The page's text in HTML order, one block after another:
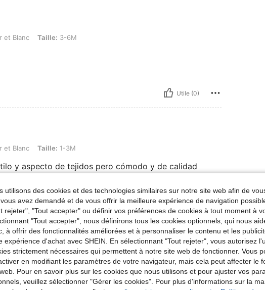
Taille: 3-6M
et Blanc Taille: 3-6M
Utile (0)
Taille: 1-3M
et Blanc Taille: 1-3M
y aspecto de tejidos pero cómodo y de calidad
Utile (0)
Voir Plus D'avis
utilisons des cookies et des technologies similaires sur notre site web afin de
avez demandé et de vous offrir la meilleure expérience de navigation
rejeter", "Tout accepter" ou définir vos préférences de cookies à tout moment à
"Tout accepter", nous définirons tous les cookies optionnels, qui nous
à offrir des fonctionnalités améliorées et à personnaliser le contenu et les
expérience d'achat avec SHEIN. En sélectionnant "Tout rejeter", vous autorisez
strictement nécessaires qui permettent à notre site web de fonctionner. Vous
en modifiant les paramètres de votre navigateur, mais cela peut affecter le
Pour en savoir plus sur les cookies que nous utilisons et pour ajuster vos
veuillez sélectionner "Gérer les cookies". Pour plus d'informations sur la